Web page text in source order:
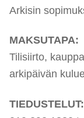
Arkisin
MAKSUTAPA:
Tilisiirto,
arkipäivän
TIEDUSTELUT: